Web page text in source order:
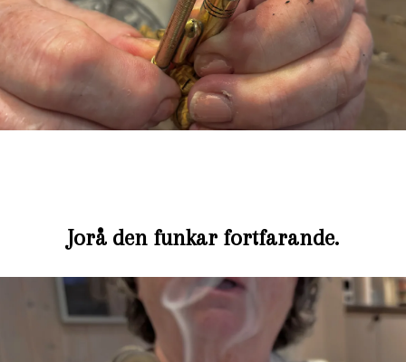
Jorå den funkar fortfarande.